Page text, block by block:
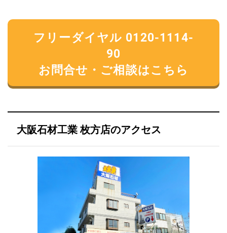
フリーダイヤル 0120-1114-
90
お問合せ・ご相談はこちら
大阪石材工業 枚方店のアクセス